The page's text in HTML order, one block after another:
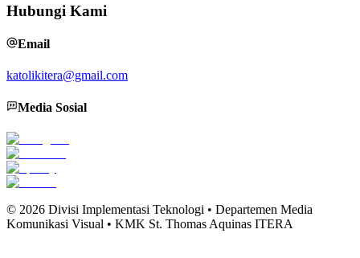
Hubungi Kami
Email
katolikitera@gmail.com
Media Sosial
© 2026 Divisi Implementasi Teknologi • Departemen Media
Komunikasi Visual • KMK St. Thomas Aquinas ITERA